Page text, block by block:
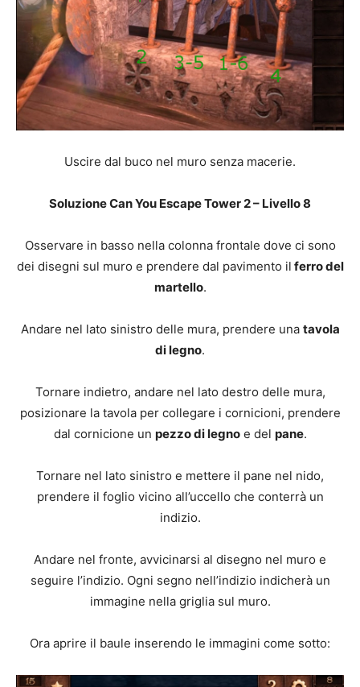
Uscire dal buco nel muro senza macerie.
Soluzione Can You Escape Tower 2 – Livello 8
Osservare in basso nella colonna frontale dove ci sono
dei disegni sul muro e prendere dal pavimento il ferro del
martello.
Andare nel lato sinistro delle mura, prendere una tavola
di legno.
Tornare indietro, andare nel lato destro delle mura,
posizionare la tavola per collegare i cornicioni, prendere
dal cornicione un pezzo di legnoe del pane.
Tornare nel lato sinistro e mettere il pane nel nido,
prendere il foglio vicino all’uccello che conterrà un
indizio.
Andare nel fronte, avvicinarsi al disegno nel muro e
seguire l’indizio. Ogni segno nell’indizio indicherà un
immagine nella griglia sul muro.
Ora aprire il baule inserendo le immagini come sotto: